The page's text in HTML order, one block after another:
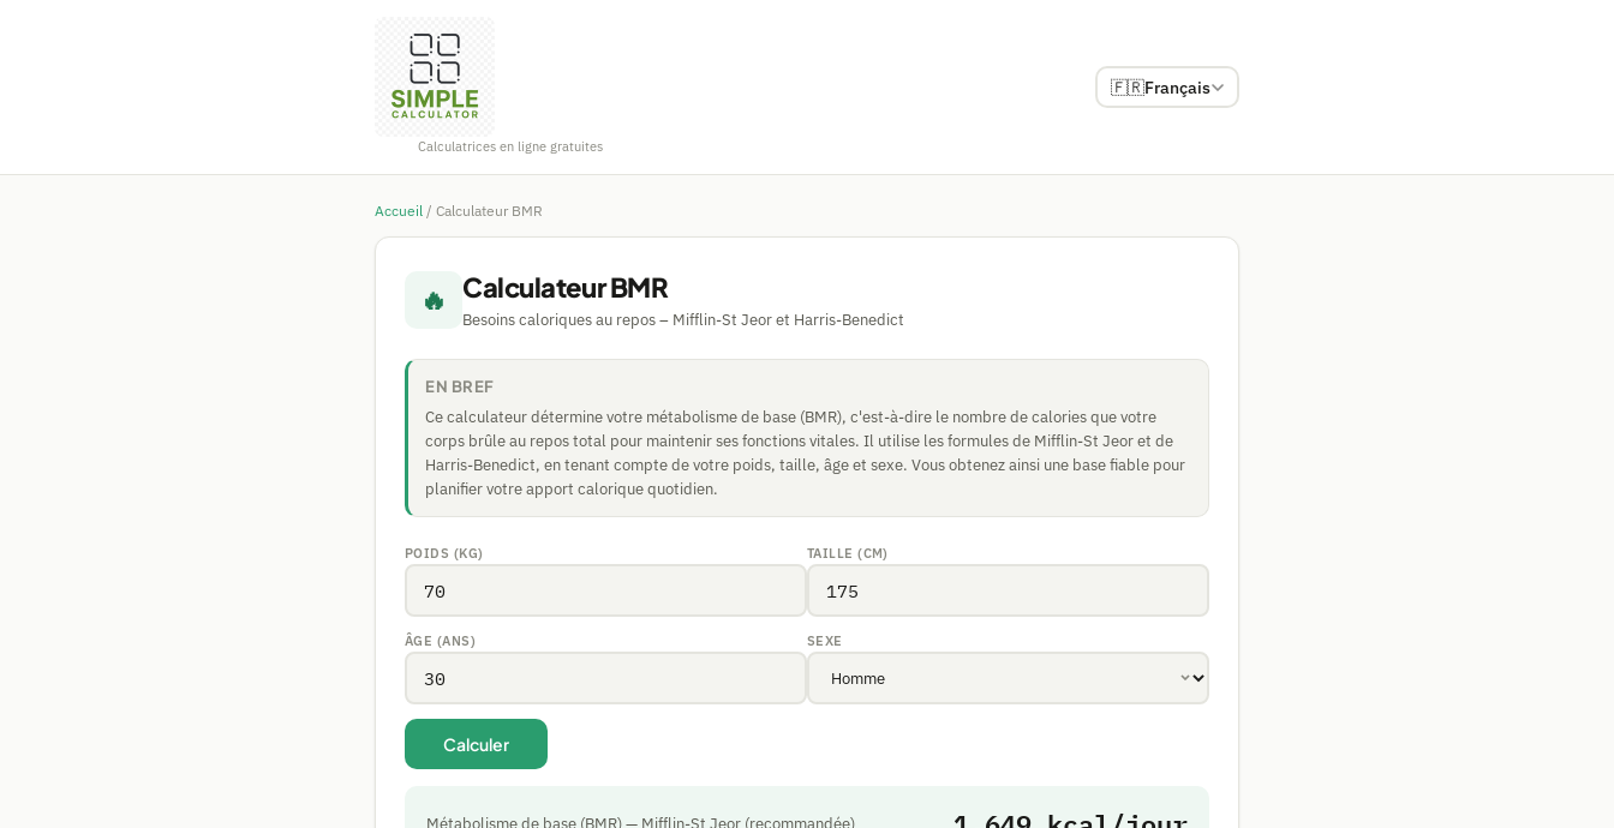
Calculatrices en ligne gratuites
🇫🇷Français
Accueil / Calculateur BMR
🔥 Calculateur BMR
Besoins caloriques au repos – Mifflin-St Jeor et Harris-Benedict
EN BREF
Ce calculateur détermine votre métabolisme de base (BMR), c'est-à-dire le nombre de calories que votre
corps brûle au repos total pour maintenir ses fonctions vitales. Il utilise les formules de Mifflin-St Jeor et de
Harris-Benedict, en tenant compte de votre poids, taille, âge et sexe. Vous obtenez ainsi une base fiable pour
planifier votre apport calorique quotidien.
POIDS (KG) TAILLE (CM)
ÂGE (ANS) SEXE
Calculer
Métabolisme de base (BMR) — Mifflin-St Jeor (recommandée)